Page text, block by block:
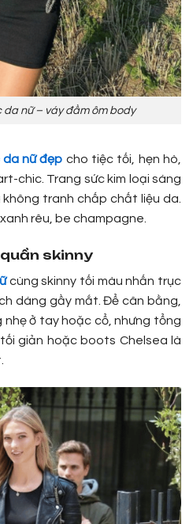
da nữ – váy đầm ôm body
nữ đẹp cho tiệc tối, hẹn hò,
chic. Trang sức kim loại sáng
tranh chấp chất liệu da.
rêu, be champagne.
skinny
cùng skinny tối màu nhấn trục
dáng gầy mắt. Để cân bằng,
ở tay hoặc cổ, nhưng tổng
giản hoặc boots Chelsea là